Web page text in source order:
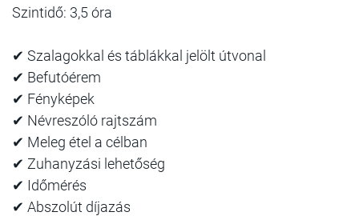
Szintidő: 3,5 óra
✔ Szalagokkal és táblákkal jelölt útvonal
✔ Befutóérem
✔ Fényképek
✔ Névreszóló rajtszám
✔ Meleg étel a célban
✔ Zuhanyzási lehetőség
✔ Időmérés
✔ Abszolút díjazás